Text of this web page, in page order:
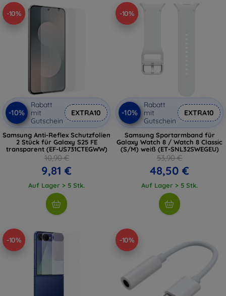
-10%
-10%
Rabatt
mit
Gutschein
EXTRA10
Samsung Anti-Reflex Schutzfolien
2 Stück für Galaxy S25 FE
transparent (EF-US731CTEGWW)
10,90 €
9,81 €
Auf Lager > 5 Stk.
-10%
-10%
Rabatt
mit
Gutschein
EXTRA10
Samsung Sportarmband für
Galaxy Watch 8 / Watch 8 Classic
(S/M) weiß (ET-SNL32SWEGEU)
53,90 €
48,50 €
Auf Lager > 5 Stk.
-10% -10%